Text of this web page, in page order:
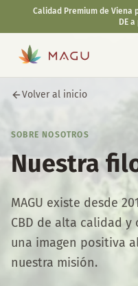
Volver al inicio
SOBRE NOSOTROS
Nuestra
MAGU existe desde
CBD de alta calidad
una imagen positiva
nuestra misión.
Calidad Premium de Viena
DE